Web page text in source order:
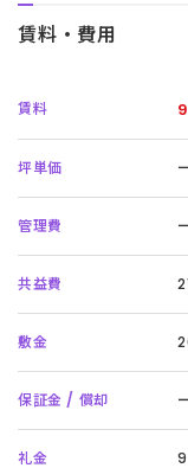
賃料・費用
賃料
坪単価
管理費
共益費
敷金
保証金 / 償却
礼金